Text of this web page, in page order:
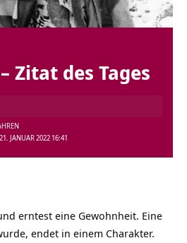
Zitat des Tages
JANUAR 2022 16:41
erntest eine Gewohnheit. Eine
endet in einem Charakter.